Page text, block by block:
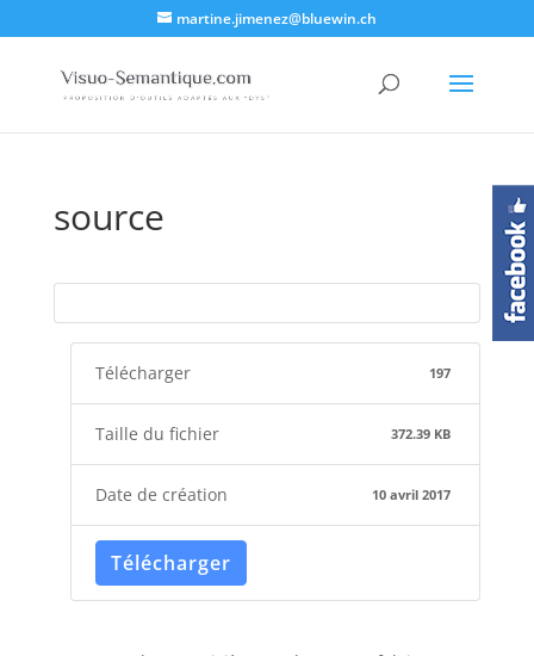
martine.jimenez@bluewin.ch
source
Télécharger 197
Taille du fichier 372.39 KB
Date de création 10 avril 2017
Télécharger